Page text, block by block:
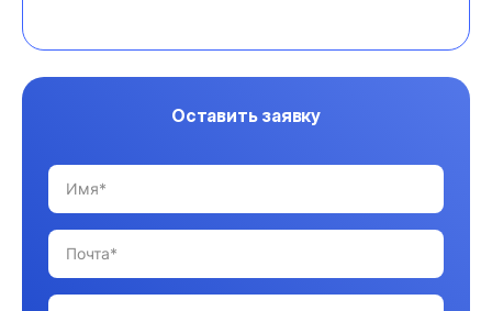
Оставить заявку